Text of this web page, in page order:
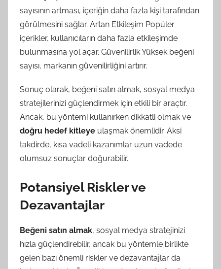
sayısının artması, içeriğin daha fazla kişi tarafından
görülmesini sağlar. Artan Etkileşim Popüler
içerikler, kullanıcıların daha fazla etkileşimde
bulunmasına yol açar. Güvenilirlik Yüksek beğeni
sayısı, markanın güvenilirliğini artırır.
Sonuç olarak, beğeni satın almak, sosyal medya
stratejilerinizi güçlendirmek için etkili bir araçtır.
Ancak, bu yöntemi kullanırken dikkatli olmak ve
doğru hedef kitleye ulaşmak önemlidir. Aksi
takdirde, kısa vadeli kazanımlar uzun vadede
olumsuz sonuçlar doğurabilir.
Potansiyel Riskler ve
Dezavantajlar
Beğeni satın almak, sosyal medya stratejinizi
hızla güçlendirebilir, ancak bu yöntemle birlikte
gelen bazı önemli riskler ve dezavantajlar da